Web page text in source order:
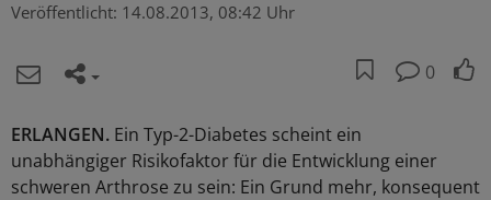
Veröffentlicht: 14.08.2013, 08:42 Uhr
0
ERLANGEN. Ein Typ-2-Diabetes scheint ein
unabhängiger Risikofaktor für die Entwicklung einer
schweren Arthrose zu sein: Ein Grund mehr, konsequent